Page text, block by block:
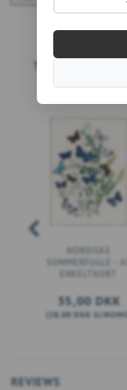
TOPSÆLGERE
NORDISKE
SOMMERFUGLE - A5
ENKELTKORT
35,00 DKK
28,00 DKK U/MOMS
REVIEWS